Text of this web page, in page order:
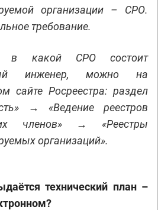
организации – СРО.
требование.
в какой СРО состоит
инженер, можно на
сайте Росреестра: раздел
→ «Ведение реестров
членов» → «Реестры
организаций».
технический план –